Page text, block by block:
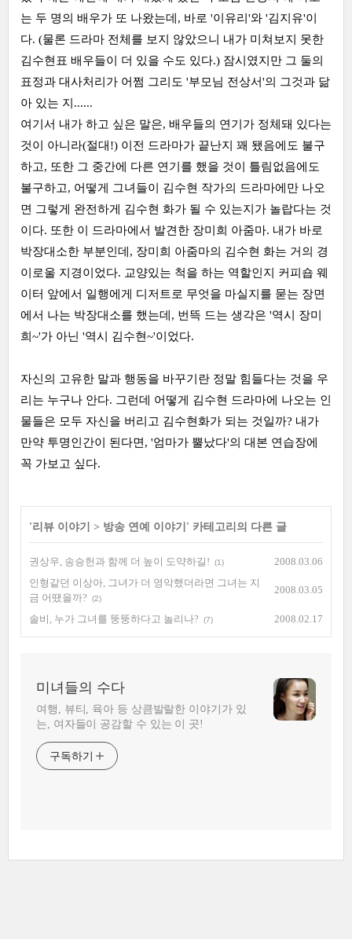
는 두 명의 배우가 또 나왔는데, 바로 '이유리'와 '김지유'이
다. (물론 드라마 전체를 보지 않았으니 내가 미쳐보지 못한
김수현표 배우들이 더 있을 수도 있다.) 잠시였지만 그 둘의
표정과 대사처리가 어쩜 그리도 '부모님 전상서'의 그것과 닮
아 있는 지......
여기서 내가 하고 싶은 말은, 배우들의 연기가 정체돼 있다는
것이 아니라(절대!) 이전 드라마가 끝난지 꽤 됐음에도 불구
하고, 또한 그 중간에 다른 연기를 했을 것이 틀림없음에도
불구하고, 어떻게 그녀들이 김수현 작가의 드라마에만 나오
면 그렇게 완전하게 김수현 화가 될 수 있는지가 놀랍다는 것
이다. 또한 이 드라마에서 발견한 장미희 아줌마. 내가 바로
박장대소한 부분인데, 장미희 아줌마의 김수현 화는 거의 경
이로울 지경이었다. 교양있는 척을 하는 역할인지 커피숍 웨
이터 앞에서 일행에게 디저트로 무엇을 마실지를 묻는 장면
에서 나는 박장대소를 했는데, 번뜩 드는 생각은 '역시 장미
희~'가 아닌 '역시 김수현~'이었다.
자신의 고유한 말과 행동을 바꾸기란 정말 힘들다는 것을 우
리는 누구나 안다. 그런데 어떻게 김수현 드라마에 나오는 인
물들은 모두 자신을 버리고 김수현화가 되는 것일까? 내가
만약 투명인간이 된다면, '엄마가 뿔났다'의 대본 연습장에
꼭 가보고 싶다.
'리뷰 이야기 > 방송 연예 이야기 ' 카테고리의 다른 글
권상우, 송승헌과 함께 더 높이 도약하길! (1)
2008.03.06
인형같던 이상아, 그녀가 더 영악했더라면 그녀는 지
금 어땠을까?
(2)
2008.03.05
솔비, 누가 그녀를 뚱뚱하다고 놀리나? (7) 2008.02.17
미녀들의 수다
여행, 뷰티, 육아 등 상큼발랄한 이야기가 있
는, 여자들이 공감할 수 있는 이 곳!
구독하기